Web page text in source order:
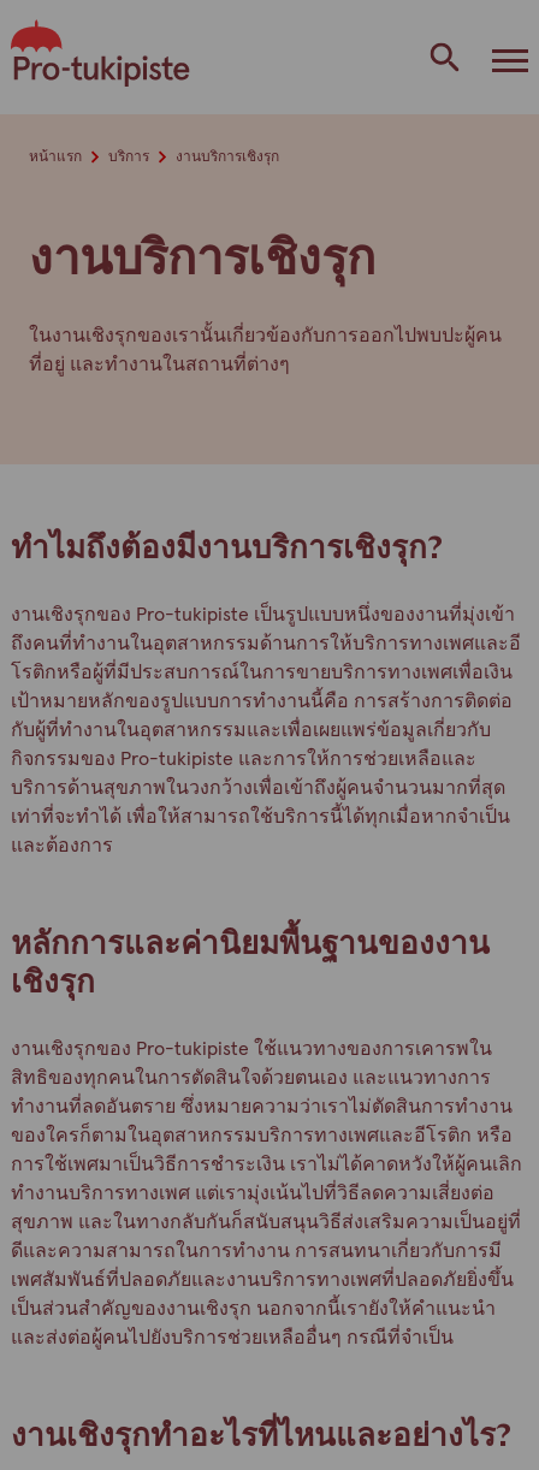
to
content
งานบริการเชิงรุก
ในงานเชิงรุกของเรานั้นเกี่ยวข้องกับการออกไปพบปะผู้คน
ที่อยู่ และทำงานในสถานที่ต่างๆ
หน้าแรก บริการ งานบริการเชิงรุก
ทำไมถึงต้องมีงานบริการเชิงรุก?
งานเชิงรุกของ Pro-tukipiste เป็นรูปแบบหนึ่งของงานที่มุ่งเข้า
ถึงคนที่ทำงานในอุตสาหกรรมด้านการให้บริการทางเพศและอี
โรติกหรือผู้ที่มีประสบการณ์ในการขายบริการทางเพศเพื่อเงิน
เป้าหมายหลักของรูปแบบการทำงานนี้คือ การสร้างการติดต่อ
กับผู้ที่ทำงานในอุตสาหกรรมและเพื่อเผยแพร่ข้อมูลเกี่ยวกับ
กิจกรรมของ Pro-tukipiste และการให้การช่วยเหลือและ
บริการด้านสุขภาพในวงกว้างเพื่อเข้าถึงผู้คนจำนวนมากที่สุด
เท่าที่จะทำได้ เพื่อให้สามารถใช้บริการนี้ได้ทุกเมื่อหากจำเป็น
และต้องการ
หลักการและค่านิยมพื้นฐานของงาน
เชิงรุก
งานเชิงรุกของ Pro-tukipiste ใช้แนวทางของการเคารพใน
สิทธิของทุกคนในการตัดสินใจด้วยตนเอง และแนวทางการ
ทำงานที่ลดอันตราย ซึ่งหมายความว่าเราไม่ตัดสินการทำงาน
ของใครก็ตามในอุตสาหกรรมบริการทางเพศและอีโรติก หรือ
การใช้เพศมาเป็นวิธีการชำระเงิน เราไม่ได้คาดหวังให้ผู้คนเลิก
ทำงานบริการทางเพศ แต่เรามุ่งเน้นไปที่วิธีลดความเสี่ยงต่อ
สุขภาพ และในทางกลับกันก็สนับสนุนวิธีส่งเสริมความเป็นอยู่ที่
ดีและความสามารถในการทำงาน การสนทนาเกี่ยวกับการมี
เพศสัมพันธ์ที่ปลอดภัยและงานบริการทางเพศที่ปลอดภัยยิ่งขึ้น
เป็นส่วนสำคัญของงานเชิงรุก นอกจากนี้เรายังให้คำแนะนำ
และส่งต่อผู้คนไปยังบริการช่วยเหลืออื่นๆ กรณีที่จำเป็น
งานเชิงรุกทำอะไรที่ไหนและอย่างไร?